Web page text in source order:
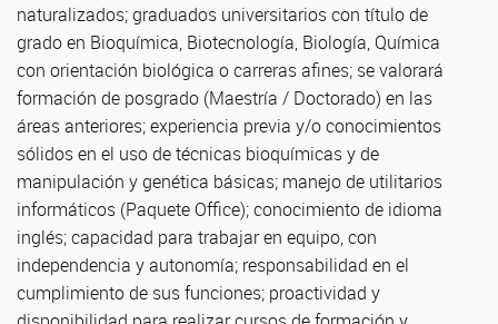
naturalizados; graduados universitarios con título de
grado en Bioquímica, Biotecnología, Biología, Química
con orientación biológica o carreras afines; se valorará
formación de posgrado (Maestría / Doctorado) en las
áreas anteriores; experiencia previa y/o conocimientos
sólidos en el uso de técnicas bioquímicas y de
manipulación y genética básicas; manejo de utilitarios
informáticos (Paquete Office); conocimiento de idioma
inglés; capacidad para trabajar en equipo, con
independencia y autonomía; responsabilidad en el
cumplimiento de sus funciones; proactividad y